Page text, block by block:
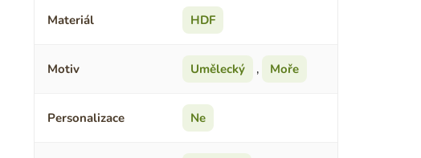
Materiál HDF
Motiv Umělecký , Moře
Personalizace Ne